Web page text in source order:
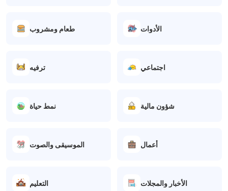
طعام ومشروب الأدوات
ترفيه اجتماعي
نمط حياة شؤون مالية
الموسيقى والصوت أعمال
التعليم الأخبار والمجلات